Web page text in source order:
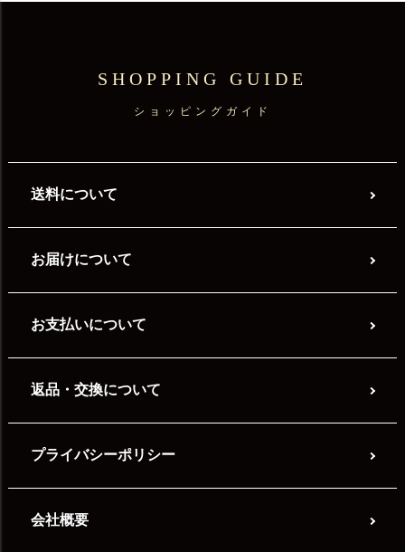
SHOPPING GUIDE
ショッピングガイド
送料について
お届けについて
お支払いについて
返品・交換について
プライバシーポリシー
会社概要